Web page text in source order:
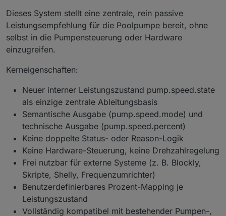
Dieses System stellt eine zentrale, rein passive
Leistungsempfehlung für die Poolpumpe bereit, ohne
selbst in die Pumpensteuerung oder Hardware
einzugreifen.
Kerneigenschaften:
Neuer interner Leistungszustand pump.speed.state
als einzige zentrale Ableitungsbasis
Semantische Ausgabe (pump.speed.mode) und
technische Ausgabe (pump.speed.percent)
Keine doppelte Status- oder Reason-Logik
Keine Hardware-Steuerung, keine Drehzahlregelung
Frei nutzbar für externe Systeme (z. B. Blockly,
Skripte, Shelly, Frequenzumrichter)
Benutzerdefinierbares Prozent-Mapping je
Leistungszustand
Vollständig kompatibel mit bestehender Pumpen-,